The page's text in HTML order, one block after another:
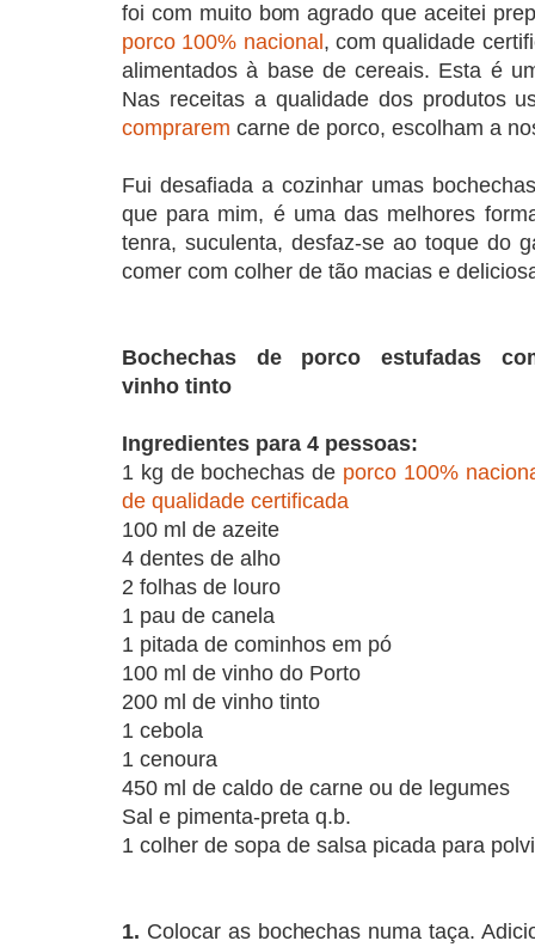
foi com muito bom agrado que aceitei
porco 100% nacional , com qualidade
alimentados à base de cereais. Esta é
Nas receitas a qualidade dos produtos
comprarem carne de porco, escolham a
Fui desafiada a cozinhar umas
que para mim, é uma das melhores
tenra, suculenta, desfaz-se ao toque do
comer com colher de tão macias e
Bochechas de porco estufadas
vinho tinto
Ingredientes para 4 pessoas:
1 kg de bochechas de porco 100%
de qualidade certificada
100 ml de azeite
4 dentes de alho
2 folhas de louro
1 pau de canela
1 pitada de cominhos em pó
100 ml de vinho do Porto
200 ml de vinho tinto
1 cebola
1 cenoura
450 ml de caldo de carne ou de legumes
Sal e pimenta-preta q.b.
1 colher de sopa de salsa picada para
1. Colocar as bochechas numa taça.